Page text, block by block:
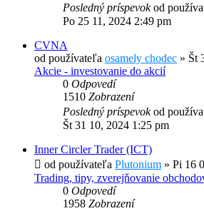
Posledný príspevokod
Po 25 11, 2024 2:49 pm
CVNA
od používateľa osamely chodec » Št
Akcie - investovanie do akcií
0 Odpovedí
1510 Zobrazení
Posledný príspevokod
Št 31 10, 2024 1:25 pm
Inner Circler Trader (ICT)
od používateľa Plutonium » Pi 16
Trading, tipy, zverejňovanie
0 Odpovedí
1958 Zobrazení